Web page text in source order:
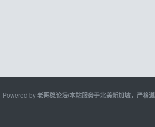
Powered by老哥稳论坛/本站服务于北美新加坡，严格